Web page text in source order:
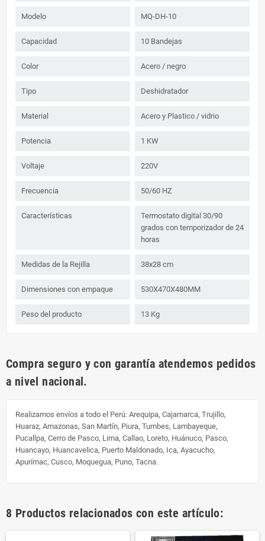
Modelo MQ-DH-10
Capacidad 10 Bandejas
Color Acero / negro
Tipo Deshidratador
Material Acero y Plastico / vidrio
Potencia 1 KW
Voltaje 220V
Frecuencia 50/60 HZ
Características
Termostato digital 30/90
grados con temporizador de 24
horas
Medidas de la Rejilla 38x28 cm
Dimensiones con empaque 530X470X480MM
Peso del producto 13 Kg
Compra seguro y con garantía atendemos pedidos
a nivel nacional.
Realizamos envíos a todo el Perú: Arequipa, Cajamarca, Trujillo,
Huaraz, Amazonas, San Martín, Piura, Tumbes, Lambayeque,
Pucallpa, Cerro de Pasco, Lima, Callao, Loreto, Huánuco, Pasco,
Huancayo, Huancavelica, Puerto Maldonado, Ica, Ayacucho,
Apurímac, Cusco, Moquegua, Puno, Tacna.
8 Productos relacionados con este artículo: